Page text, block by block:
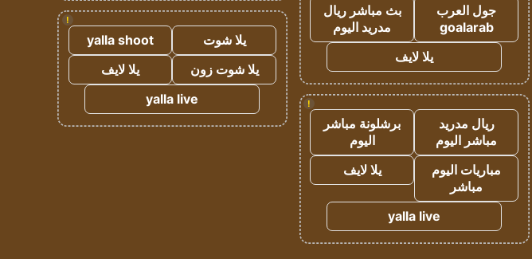
جول العرب
goalarab
بث مباشر ريال
مدريد اليوم
يلا لايف
!
ريال مدريد
مباشر اليوم
برشلونة مباشر
اليوم
مباريات اليوم
مباشر
يلا لايف
yalla live
!
يلا شوت
yalla shoot
يلا شوت زون
يلا لايف
yalla live